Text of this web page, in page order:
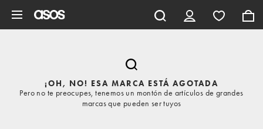
¡OH, NO! ESA MARCA ESTÁ AGOTADA
Pero no te preocupes, tenemos un montón de artículos de grandes
marcas que pueden ser tuyos